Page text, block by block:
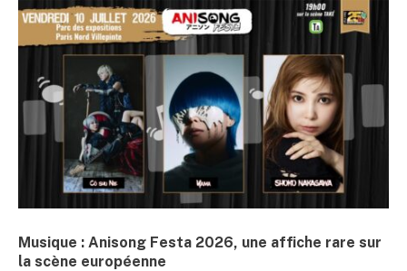
Musique : Anisong Festa 2026, une affiche rare sur
la scène européenne